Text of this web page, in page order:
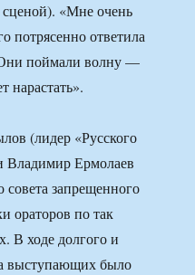
«Мне очень
потрясенно ответила
поймали волну —
нарастать».
(лидер «Русского
Владимир Ермолаев
совета запрещенного
по так
В ходе долгого и
выступающих было